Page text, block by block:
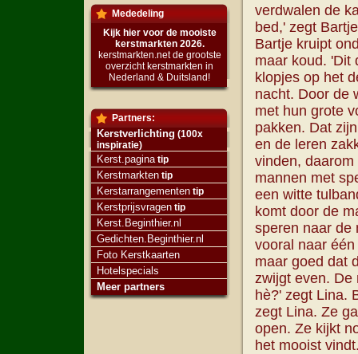
Mededeling
Kijk hier voor de mooiste
kerstmarkten 2026.
kerstmarkten.net de grootste
overzicht kerstmarkten in
Nederland & Duitsland!
Partners:
Kerstverlichting (100x
inspiratie)
Kerst.pagina tip
Kerstmarkten tip
Kerstarrangementen tip
Kerstprijsvragen tip
Kerst.Beginthier.nl
Gedichten.Beginthier.nl
Foto Kerstkaarten
Hotelspecials
Meer partners
verdwalen de
bed,' zegt
Bartje kruipt
maar koud. 'Dit
klopjes op het
nacht. Door de
met hun grote
pakken. Dat
en de leren
vinden,
mannen met
een witte
komt door de
speren naar de
vooral naar
maar goed dat
zwijgt even. De
hè?' zegt Lina.
zegt Lina. Ze
open. Ze kijkt
het mooist